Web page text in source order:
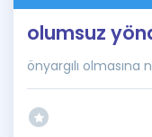
İngilizce
olumsuz
önyargılı